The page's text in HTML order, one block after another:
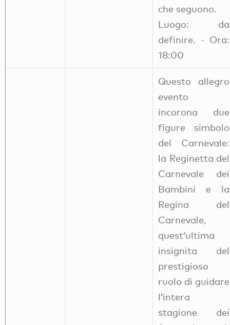
che seguono.
Luogo: da
definire. - Ora:
18:00
Questo allegro
evento
incorona due
figure simbolo
del Carnevale:
la Reginetta del
Carnevale dei
Bambini e la
Regina del
Carnevale,
quest’ultima
insignita del
prestigioso
ruolo di guidare
l’intera
stagione dei